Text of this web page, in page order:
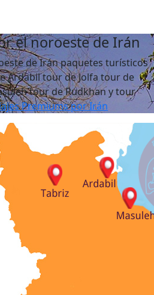
el noroeste de Irán
de Irán paquetes turísticos
Ardabil tour de Jolfa tour de
tour de Rudkhan y tour
Premiums por Irán